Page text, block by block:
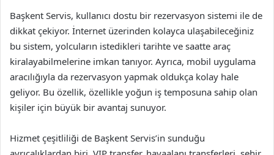
Başkent Servis, kullanıcı dostu bir rezervasyon sistemi ile de
dikkat çekiyor. İnternet üzerinden kolayca ulaşabileceğiniz
bu sistem, yolcuların istedikleri tarihte ve saatte araç
kiralayabilmelerine imkan tanıyor. Ayrıca, mobil uygulama
aracılığıyla da rezervasyon yapmak oldukça kolay hale
geliyor. Bu özellik, özellikle yoğun iş temposuna sahip olan
kişiler için büyük bir avantaj sunuyor.
Hizmet çeşitliliği de Başkent Servis’in sunduğu